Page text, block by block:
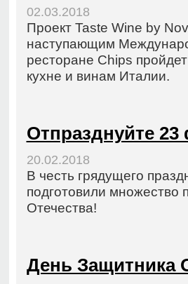
02.03.2018
Проект Taste Wine by
наступающим
ресторане Chips
кухне и винам Италии.
Отпразднуйте
20.02.2018
В честь грядущего
подготовили множество
Отечества!
День Защитника